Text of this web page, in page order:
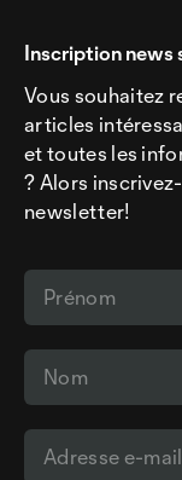
Inscription news
Vous souhaitez
articles
et toutes les
? Alors
newsletter!